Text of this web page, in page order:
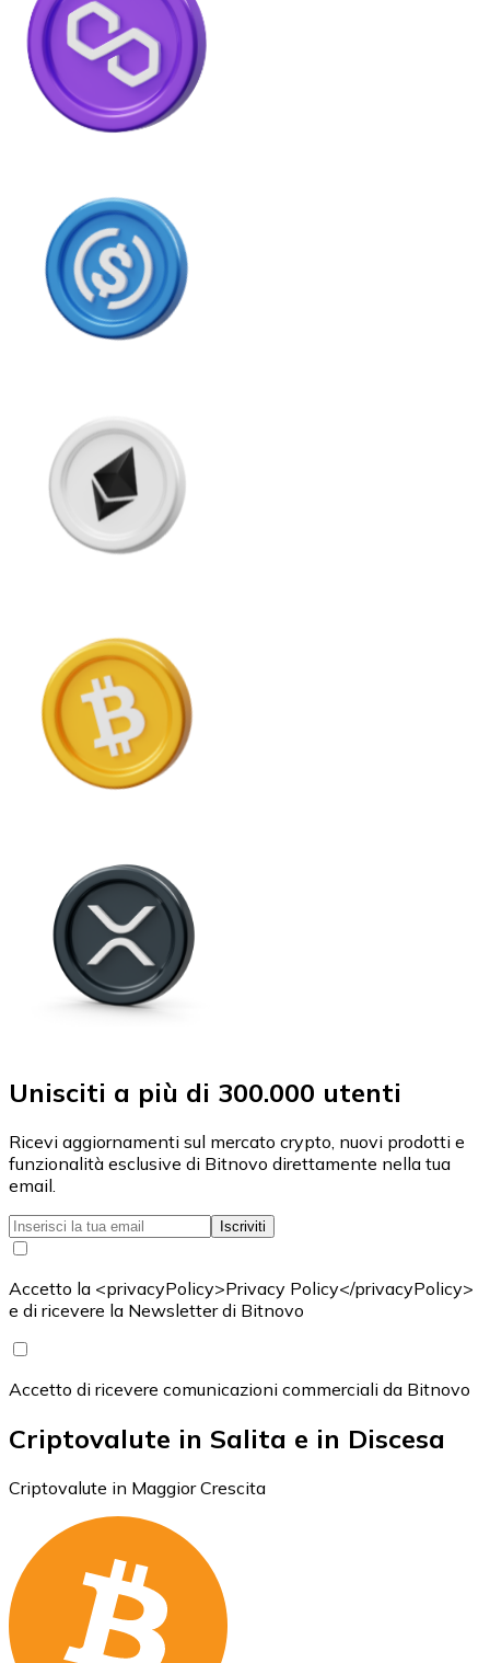
Unisciti a più di 300.000 utenti
Ricevi aggiornamenti sul mercato crypto, nuovi prodotti e
funzionalità esclusive di Bitnovo direttamente nella tua
email.
Iscriviti
Accetto la <privacyPolicy>Privacy Policy</privacyPolicy>
e di ricevere la Newsletter di Bitnovo
Accetto di ricevere comunicazioni commerciali da Bitnovo
Criptovalute in Salita e in Discesa
Criptovalute in Maggior Crescita